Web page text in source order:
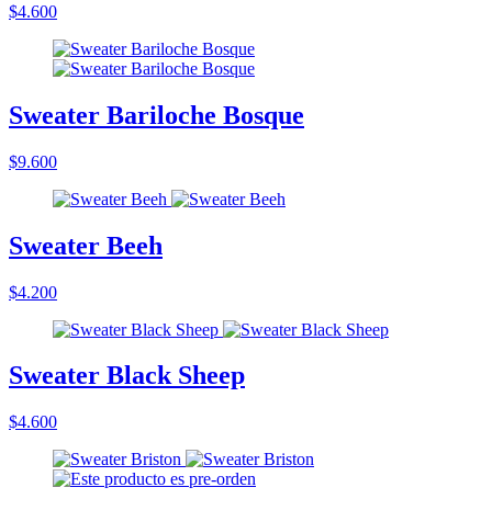
$4.600
Sweater Bariloche Bosque
$9.600
Sweater Beeh
$4.200
Sweater Black Sheep
$4.600